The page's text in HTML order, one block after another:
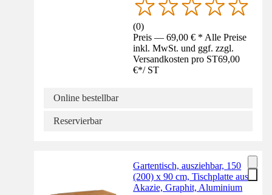
(0)
Preis — 69,00 € * Alle Preise
inkl. MwSt. und ggf. zzgl.
Versandkosten pro ST69,00
€*/ ST
Online bestellbar
Reservierbar
Gartentisch, ausziehbar, 150
(200) x 90 cm, Tischplatte aus
Akazie, Graphit, Aluminium